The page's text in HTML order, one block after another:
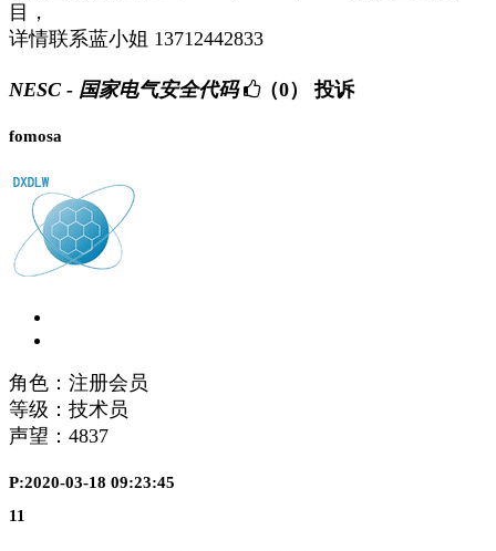
目，
详情联系蓝小姐 13712442833
NESC - 国家电气安全代码 （0） 投诉
fomosa
角色：注册会员
等级：技术员
声望： 4837
P:2020-03-18 09:23:45
11